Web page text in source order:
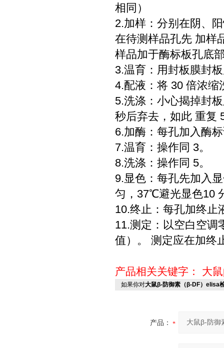
相同）
2.加样：分别在阴、
在待测样品孔先 加样
样品加于酶标板孔底
3.温育：用封板膜封
4.配液：将 30 倍浓缩
5.洗涤：小心揭掉封
秒后弃去，如此 重复
6.加酶：每孔加入酶
7.温育：操作同 3。
8.洗涤：操作同 5。
9.显色：每孔先加入
匀，37℃避光显色10
10.终止：每孔加终止
11.测定：以空白空调
值）。 测定应在加终
产品相关关键字： 大
如果你对大鼠β-防御素（β-DF）elisa
产品：